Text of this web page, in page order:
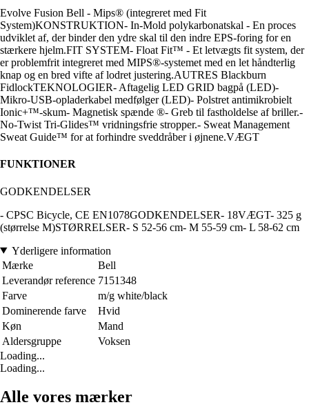
Evolve Fusion Bell - Mips® (integreret med Fit
System)KONSTRUKTION- In-Mold polykarbonatskal - En proces
udviklet af, der binder den ydre skal til den indre EPS-foring for en
stærkere hjelm.FIT SYSTEM- Float Fit™ - Et letvægts fit system, der
er problemfrit integreret med MIPS®-systemet med en let håndterlig
knap og en bred vifte af lodret justering.AUTRES Blackburn
FidlockTEKNOLOGIER- Aftagelig LED GRID bagpå (LED)-
Mikro-USB-opladerkabel medfølger (LED)- Polstret antimikrobielt
Ionic+™-skum- Magnetisk spænde ®- Greb til fastholdelse af briller.-
No-Twist Tri-Glides™ vridningsfrie stropper.- Sweat Management
Sweat Guide™ for at forhindre sveddråber i øjnene.VÆGT
FUNKTIONER
GODKENDELSER
- CPSC Bicycle, CE EN1078GODKENDELSER- 18VÆGT- 325 g
(størrelse M)STØRRELSER- S 52-56 cm- M 55-59 cm- L 58-62 cm
Yderligere information
Mærke
Bell
Leverandør reference 7151348
Farve
m/g white/black
Dominerende farve
Hvid
Køn
Mand
Aldersgruppe
Voksen
Loading...
Loading...
Alle vores mærker